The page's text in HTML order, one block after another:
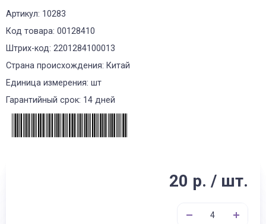
Артикул: 10283
Код товара: 00128410
Штрих-код: 2201284100013
Страна происхождения: Китай
Единица измерения: шт
Гарантийный срок: 14 дней
20 р. / шт.